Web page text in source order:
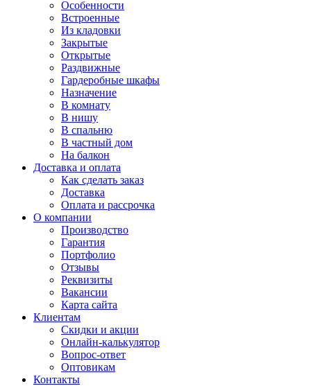
Особенности
Встроенные
Из кладовки
Закрытые
Открытые
Раздвижные
Гардеробные шкафы
Назначение
В комнату
В нишу
В спальню
В частный дом
На балкон
Доставка и оплата
Как сделать заказ
Доставка
Оплата и рассрочка
О компании
Производство
Гарантия
Портфолио
Отзывы
Реквизиты
Вакансии
Карта сайта
Клиентам
Скидки и акции
Онлайн-калькулятор
Вопрос-ответ
Оптовикам
Контакты